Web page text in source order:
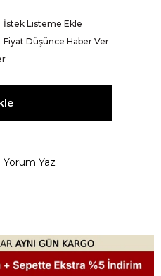
İstek Listeme Ekle
Fiyat Düşünce Haber Ver
Yorum Yaz